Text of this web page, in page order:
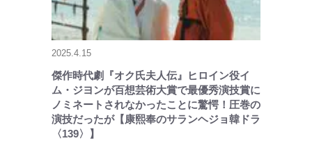
2025.4.15
傑作時代劇『オク氏夫人伝』ヒロイン役イ
ム・ジヨンが百想芸術大賞で最優秀演技賞に
ノミネートされなかったことに驚愕！圧巻の
演技だったが【康熙奉のサランヘジョ韓ドラ
〈139〉】